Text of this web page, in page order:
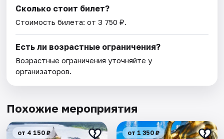
Сколько стоит билет?
Стоимость билета: от 3 750 ₽.
Есть ли возрастные ограничения?
Возрастные ограничения уточняйте у
организаторов.
Похожие мероприятия
от 4 150 ₽ от 1 350 ₽